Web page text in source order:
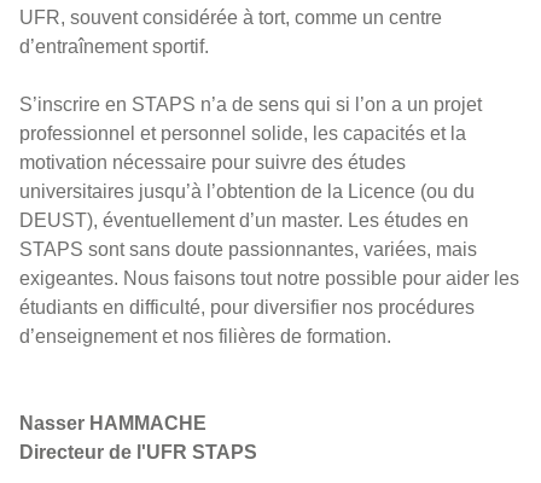
UFR, souvent considérée à tort, comme un centre
d’entraînement sportif.
S’inscrire en STAPS n’a de sens qui si l’on a un projet
professionnel et personnel solide, les capacités et la
motivation nécessaire pour suivre des études
universitaires jusqu’à l’obtention de la Licence (ou du
DEUST), éventuellement d’un master. Les études en
STAPS sont sans doute passionnantes, variées, mais
exigeantes. Nous faisons tout notre possible pour aider les
étudiants en difficulté, pour diversifier nos procédures
d’enseignement et nos filières de formation.
Nasser HAMMACHE
Directeur de l'UFR STAPS